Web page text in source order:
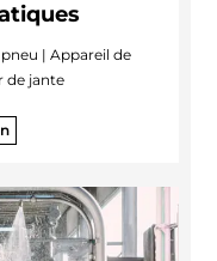
| Appareil de
de jante